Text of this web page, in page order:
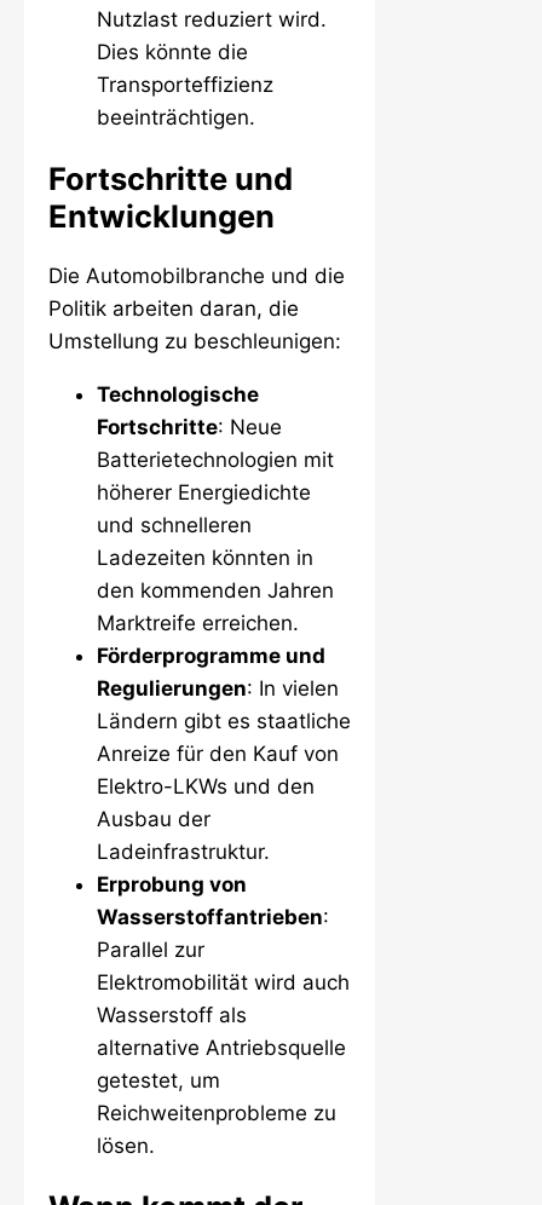
Nutzlast reduziert wird.
Dies könnte die
Transporteffizienz
beeinträchtigen.
Fortschritte und
Entwicklungen
Die Automobilbranche und die
Politik arbeiten daran, die
Umstellung zu beschleunigen:
Technologische
Fortschritte: Neue
Batterietechnologien mit
höherer Energiedichte
und schnelleren
Ladezeiten könnten in
den kommenden Jahren
Marktreife erreichen.
Förderprogramme und
Regulierungen: In vielen
Ländern gibt es staatliche
Anreize für den Kauf von
Elektro-LKWs und den
Ausbau der
Ladeinfrastruktur.
Erprobung von
Wasserstoffantrieben:
Parallel zur
Elektromobilität wird auch
Wasserstoff als
alternative Antriebsquelle
getestet, um
Reichweitenprobleme zu
lösen.